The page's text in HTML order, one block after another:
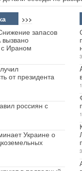
>>>
запасов
Ираном
от президента
россиян с
Украине о